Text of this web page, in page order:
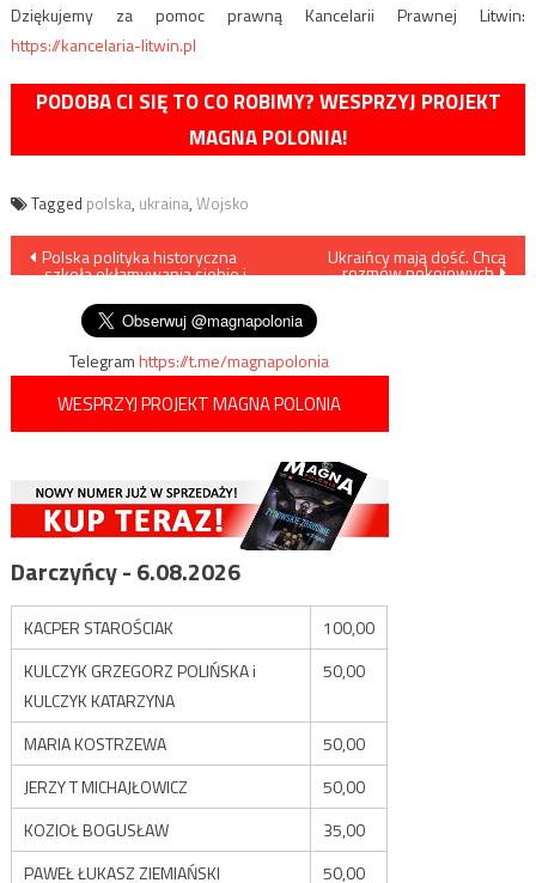
Dziękujemy za pomoc prawną Kancelarii Prawnej Litwin:
https://kancelaria-litwin.pl
PODOBA CI SIĘ TO CO ROBIMY? WESPRZYJ PROJEKT
MAGNA POLONIA!
Tagged polska, ukraina, Wojsko
Nawigacja
wpisu
Polska polityka historyczna
– szkoła okłamywania siebie i
Ukraińcy mają dość. Chcą
rozmów pokojowych
Telegramhttps://t.me/magnapolonia
WESPRZYJ PROJEKT MAGNA POLONIA
Darczyńcy - 6.08.2026
KACPER STAROŚCIAK
100,00
KULCZYK GRZEGORZ POLIŃSKA i
KULCZYK KATARZYNA
50,00
MARIA KOSTRZEWA
50,00
JERZY T MICHAJŁOWICZ
50,00
KOZIOŁ BOGUSŁAW
35,00
PAWEŁ ŁUKASZ ZIEMIAŃSKI
50,00